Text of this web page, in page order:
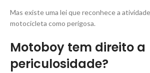
Mas existe uma lei que reconhece a
motocicleta como perigosa.
Motoboy tem direito a
periculosidade?